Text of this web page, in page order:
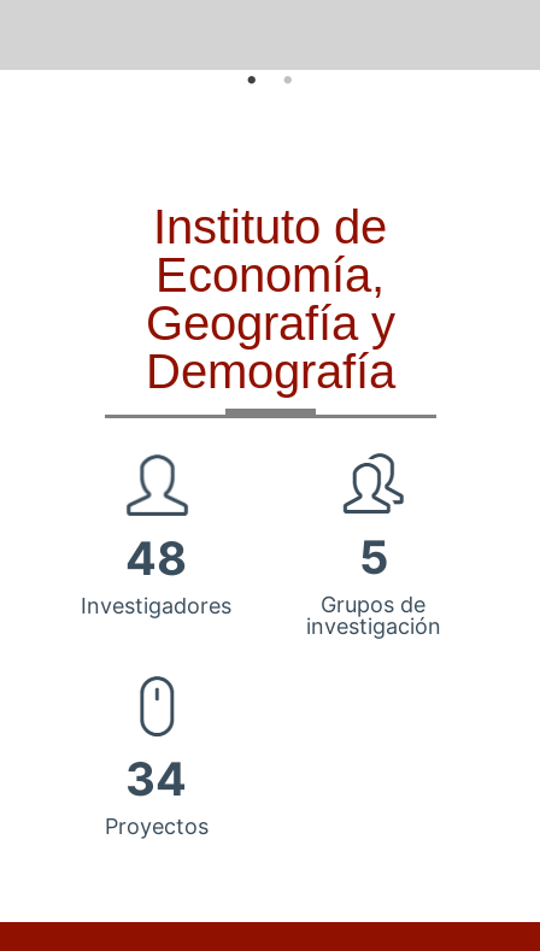
Instituto de
Economía,
Geografía y
Demografía
48
Investigadores
5
Grupos de
investigación
34
Proyectos